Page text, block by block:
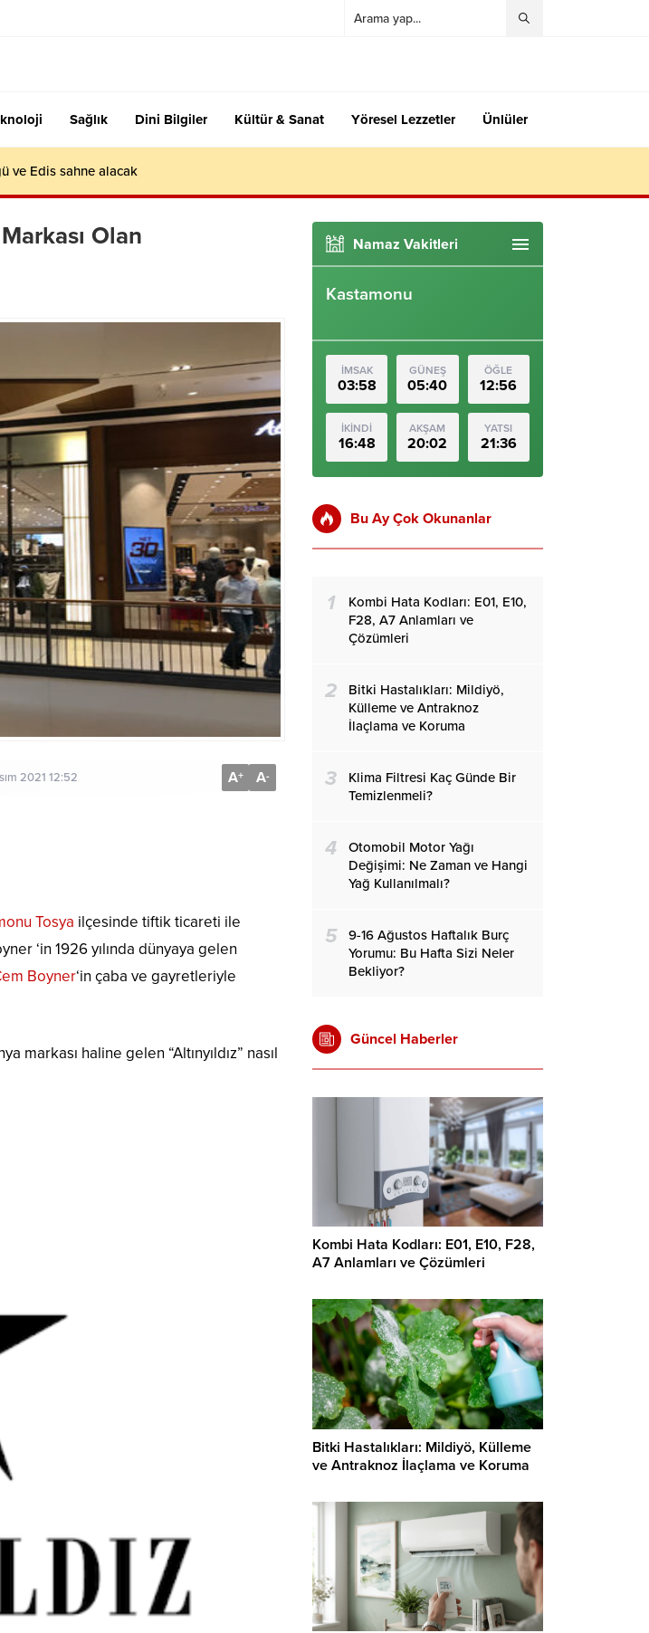
Sağlık Dini Bilgiler Kültür & Sanat Yöresel Lezzetler Ünlüler
ve Edis sahne alacak
Olan
2021 12:52 A+ A-
Tosya ilçesinde tiftik ticareti ile
‘in 1926 yılında dünyaya gelen
Boyner‘in çaba ve gayretleriyle
markası haline gelen “Altınyıldız” nasıl
Namaz Vakitleri
Kastamonu
İMSAK
03:58
GÜNEŞ
05:40
ÖĞLE
12:56
İKİNDİ
16:48
AKŞAM
20:02
YATSI
21:36
Bu Ay Çok Okunanlar
1
Kombi Hata Kodları: E01, E10,
F28, A7 Anlamları ve
Çözümleri
2
Bitki Hastalıkları: Mildiyö,
Külleme ve Antraknoz
İlaçlama ve Koruma
3
Klima Filtresi Kaç Günde Bir
Temizlenmeli?
4
Otomobil Motor Yağı
Değişimi: Ne Zaman ve Hangi
Yağ Kullanılmalı?
5
9-16 Ağustos Haftalık Burç
Yorumu: Bu Hafta Sizi Neler
Bekliyor?
Güncel Haberler
Kombi Hata Kodları: E01, E10, F28,
A7 Anlamları ve Çözümleri
Bitki Hastalıkları: Mildiyö, Külleme
ve Antraknoz İlaçlama ve Koruma